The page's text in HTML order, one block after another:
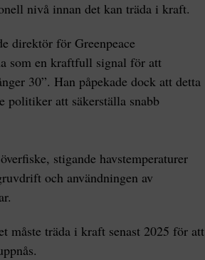
nivå innan det kan träda i kraft.
direktör för Greenpeace
som en kraftfull signal för att
30”. Han påpekade dock att detta
politiker att säkerställa snabb
stigande havstemperaturer
och användningen av
måste träda i kraft senast 2025 för att